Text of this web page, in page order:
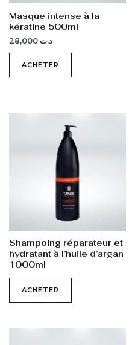
Masque intense à la
kératine 500ml
د.ت
ACHETER
Shampoing réparateur et
hydratant à l’huile d’argan
1000ml
ACHETER